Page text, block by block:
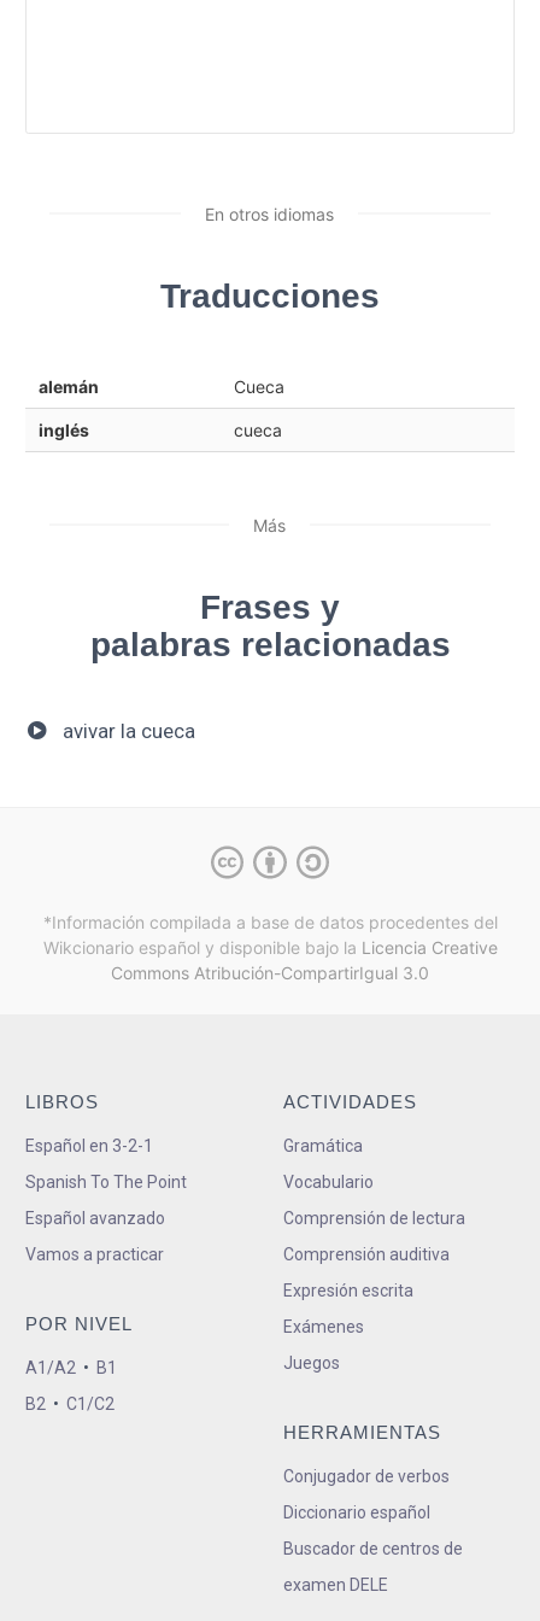
En otros idiomas
Traducciones
alemán Cueca
inglés cueca
Más
Frases y
palabras relacionadas
avivar la cueca
*Información compilada a base de datos procedentes del
Wikcionario español y disponible bajo la Licencia Creative
Commons Atribución-CompartirIgual 3.0
LIBROS
Español en 3-2-1
Spanish To The Point
Español avanzado
Vamos a practicar
POR NIVEL
A1/A2 • B1
B2 • C1/C2
ACTIVIDADES
Gramática
Vocabulario
Comprensión de lectura
Comprensión auditiva
Expresión escrita
Exámenes
Juegos
HERRAMIENTAS
Conjugador de verbos
Diccionario español
Buscador de centros de
examen DELE